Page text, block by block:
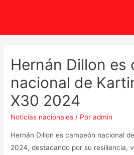
Hernán Dillon es
nacional de
X30 2024
Noticias nacionales / Poradmin
Hernán Dillon es campeón nacional
2024, destacando por su resiliencia,